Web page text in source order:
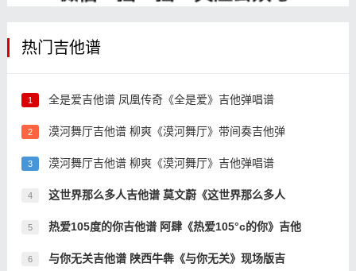
热门吉他谱
1 全是爱吉他谱 凤凰传奇《全是爱》吉他弹唱谱
2 漠河舞厅吉他谱 柳爽《漠河舞厅》带间奏吉他弹
3 漠河舞厅吉他谱 柳爽《漠河舞厅》吉他弹唱谱
4 这世界那么多人吉他谱 莫文蔚《这世界那么多人
5 热爱105度的你吉他谱 阿肆《热爱105°c的你》吉他
6 与你无关吉他谱 陕西牛犇《与你无关》现场版吉